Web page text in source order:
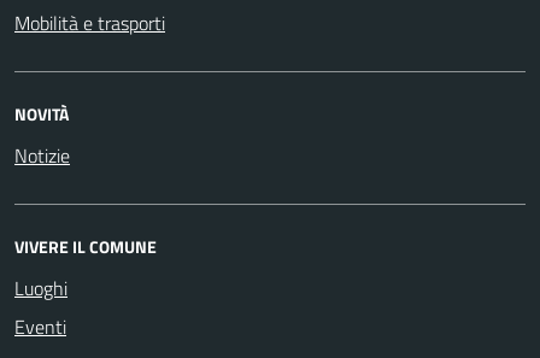
Mobilità e trasporti
NOVITÀ
Notizie
VIVERE IL COMUNE
Luoghi
Eventi